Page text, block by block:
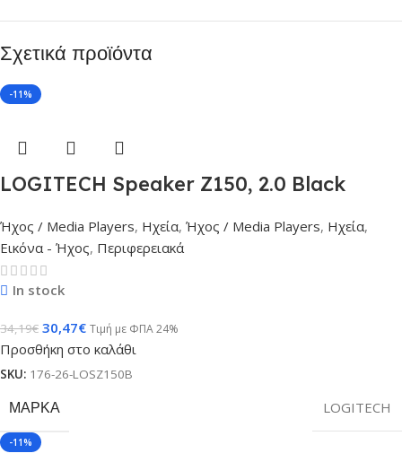
Σχετικά προϊόντα
-11%
LOGITECH Speaker Z150, 2.0 Black
Ήχος / Media Players, Ηχεία, Ήχος / Media Players, Ηχεία,
Εικόνα - Ήχος, Περιφερειακά
In stock
34,19€ 30,47€ Τιμή με ΦΠΑ 24%
Προσθήκη στο καλάθι
SKU: 176-26-LOSZ150B
ΜΆΡΚΑ LOGITECH
-11%